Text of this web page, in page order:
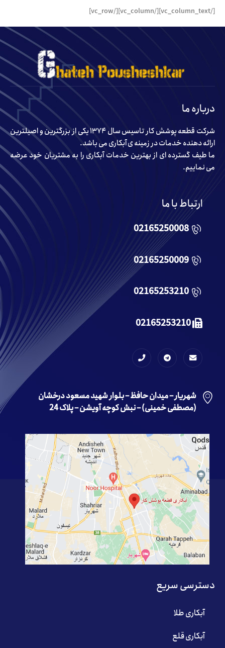
[/vc_column_text][/vc_column][/vc_row]
درباره ما
شرکت قطعه پوشش کار تاسیس سال ۱۳۷۴ یکی از بزرگترین و اصیلترین
ارائه دهنده خدمات در زمینه ی آبکاری می باشد.
ما طیف گسترده ای از بهترین خدمات آبکاری را به مشتریان خود عرضه
می نماییم.
ارتباط با ما
02165250008
02165250009
02165253210
02165253210
شهریار – میدان حافظ – بلوار شهید مسعود درخشان
(مصطفی خمینی) – نبش کوچه آویشن – پلاک 24
دسترسی سریع
آبکاری طلا
آبکاری قلع